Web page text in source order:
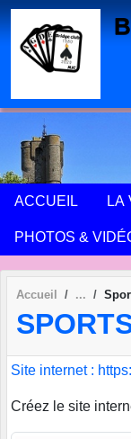
ACCUEIL LA
PHOTOS &
Accueil
Site internet :
Créez le site
Panneau de gestion